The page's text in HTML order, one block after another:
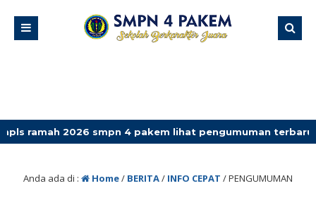
smpn 4 pakem lihat pengumuman terbaru
Anda ada di : Home/ BERITA/ INFO CEPAT /PENGUMUMAN